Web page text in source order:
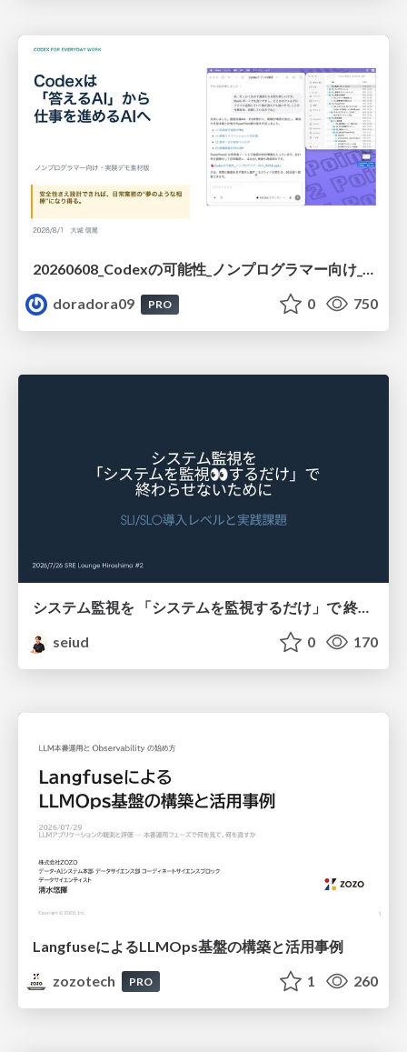
20260608_Codexの可能性_ノンプログラマー向け_大城追記
doradora09
PRO 0 750
システム監視を 「システムを監視するだけ」で 終わらせないために
seiud
0 170
LangfuseによるLLMOps基盤の構築と活用事例
zozotech
PRO 1 260